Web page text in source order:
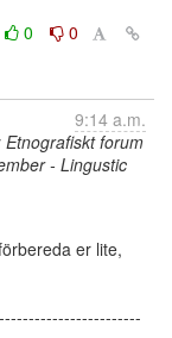
0
0
9:14 a.m.
Etnografiskt forum
- Lingustic